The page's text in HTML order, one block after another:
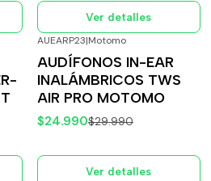
Ver detalles
Agotado
AUEARP23|Motomo
AUDÍFONOS IN-EAR
INALÁMBRICOS TWS
AIR PRO MOTOMO
$24.990$29.990
Ver detalles